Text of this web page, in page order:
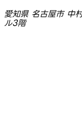
愛知県 名古屋市 中
ル3階